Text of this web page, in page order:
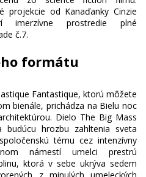
projekcie od Kanaďanky Cinzie
imerzívne prostredie plné
formátu
Fantastique, ktorú môžete
bienále, prichádza na Bielu noc
Dielo The Big Mass
budúcu hrozbu zahltenia sveta
tému cez intenzívny
námestí umelci prestrú
ktorá v sebe ukrýva sedem